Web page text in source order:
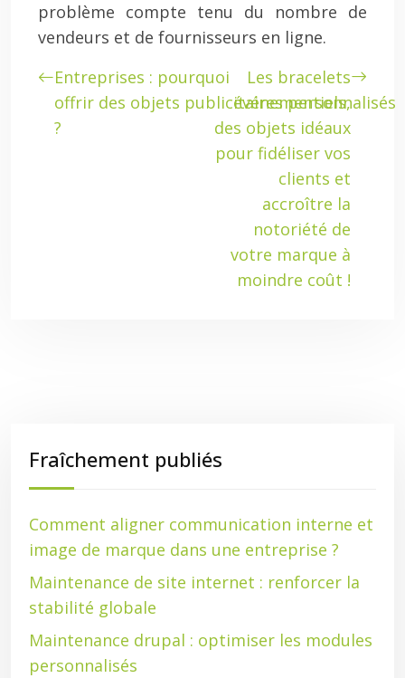
problème compte tenu du nombre de
vendeurs et de fournisseurs en ligne.
Entreprises : pourquoi
offrir des objets publicitaires personnalisés
?
Les bracelets
événementiels,
des objets idéaux
pour fidéliser vos
clients et
accroître la
notoriété de
votre marque à
moindre coût !
Fraîchement publiés
Comment aligner communication interne et
image de marque dans une entreprise ?
Maintenance de site internet : renforcer la
stabilité globale
Maintenance drupal : optimiser les modules
personnalisés